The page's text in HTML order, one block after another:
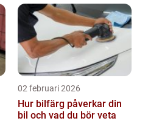
02 februari 2026
Hur bilfärg påverkar din
bil och vad du bör veta